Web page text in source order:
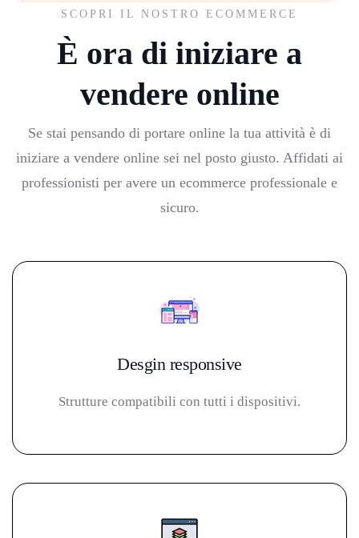
SCOPRI IL NOSTRO ECOMMERCE
È ora di iniziare a
vendere online
Se stai pensando di portare online la tua attività è di
iniziare a vendere online sei nel posto giusto. Affidati ai
professionisti per avere un ecommerce professionale e
sicuro.
Desgin responsive
Strutture compatibili con tutti i dispositivi.